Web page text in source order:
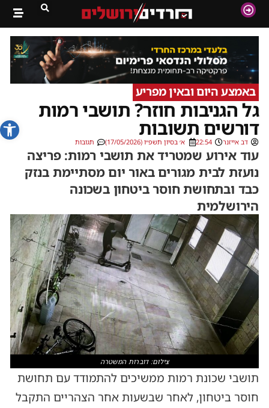
פתח
באמצע היום ובאין מפריע
גל הגניבות חוזר? תושבי רמות
דורשים תשובות
דב אייזנר 22:54 א׳ בסיון תשפ״ו (17/05/2026) תגובות
עוד אירוע שמטריד את תושבי רמות: פריצה
נועזת לבית מגורים באור יום מסתיימת בנזק
כבד ובתחושת חוסר ביטחון בשכונה
הירושלמית
צילום: דוברות המשטרה
תושבי שכונת רמות ממשיכים להתמודד עם תחושת
חוסר ביטחון, לאחר שבשעות אחר הצהריים התקבל